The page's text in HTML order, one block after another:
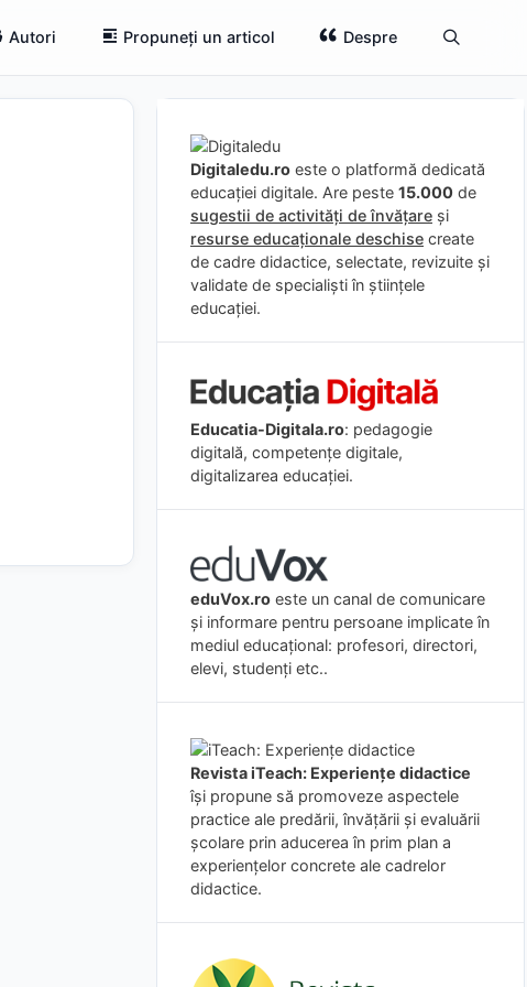
Autori Propuneți un articol Despre
Digitaledu.ro este o platformă dedicată
educației digitale. Are peste 15.000 de
sugestii de activități de învățare și
resurse educaționale deschise create
de cadre didactice, selectate, revizuite și
validate de specialiști în științele
educației.
Educatia-Digitala.ro: pedagogie
digitală, competențe digitale,
digitalizarea educației.
eduVox.ro este un canal de comunicare
și informare pentru persoane implicate în
mediul educațional: profesori, directori,
elevi, studenți etc..
Revista iTeach: Experienţe didactice
îşi propune să promoveze aspectele
practice ale predării, învăţării şi evaluării
şcolare prin aducerea în prim plan a
experienţelor concrete ale cadrelor
didactice.